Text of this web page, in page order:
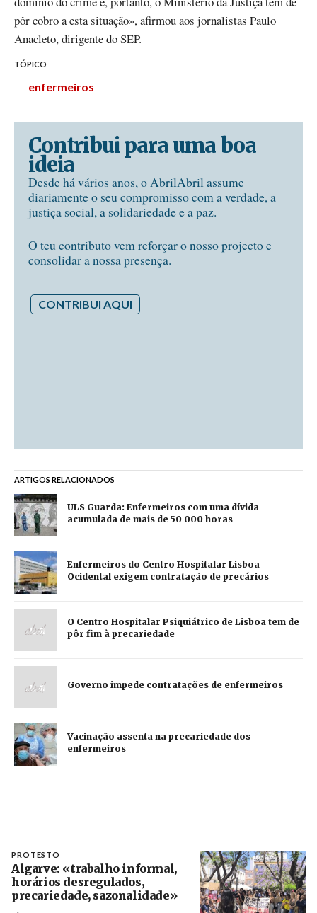
pôr cobro a esta situação», afirmou aos jornalistas Paulo
Anacleto, dirigente do SEP.
TÓPICO
enfermeiros
Contribui para uma boa
ideia
Desde há vários anos, o AbrilAbril assume
diariamente o seu compromisso com a verdade, a
justiça social, a solidariedade e a paz.
O teu contributo vem reforçar o nosso projecto e
consolidar a nossa presença.
CONTRIBUI AQUI
ARTIGOS RELACIONADOS
ULS Guarda: Enfermeiros com uma dívida
acumulada de mais de 50 000 horas
Enfermeiros do Centro Hospitalar Lisboa
Ocidental exigem contratação de precários
O Centro Hospitalar Psiquiátrico de Lisboa tem de
pôr fim à precariedade
Governo impede contratações de enfermeiros
Vacinação assenta na precariedade dos
enfermeiros
PROTESTO
Algarve: «trabalho informal,
horários desregulados,
precariedade, sazonalidade»